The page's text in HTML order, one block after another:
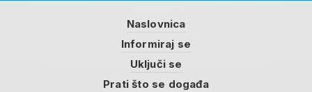
Naslovnica
Informiraj se
Uključi se
Prati što se događa